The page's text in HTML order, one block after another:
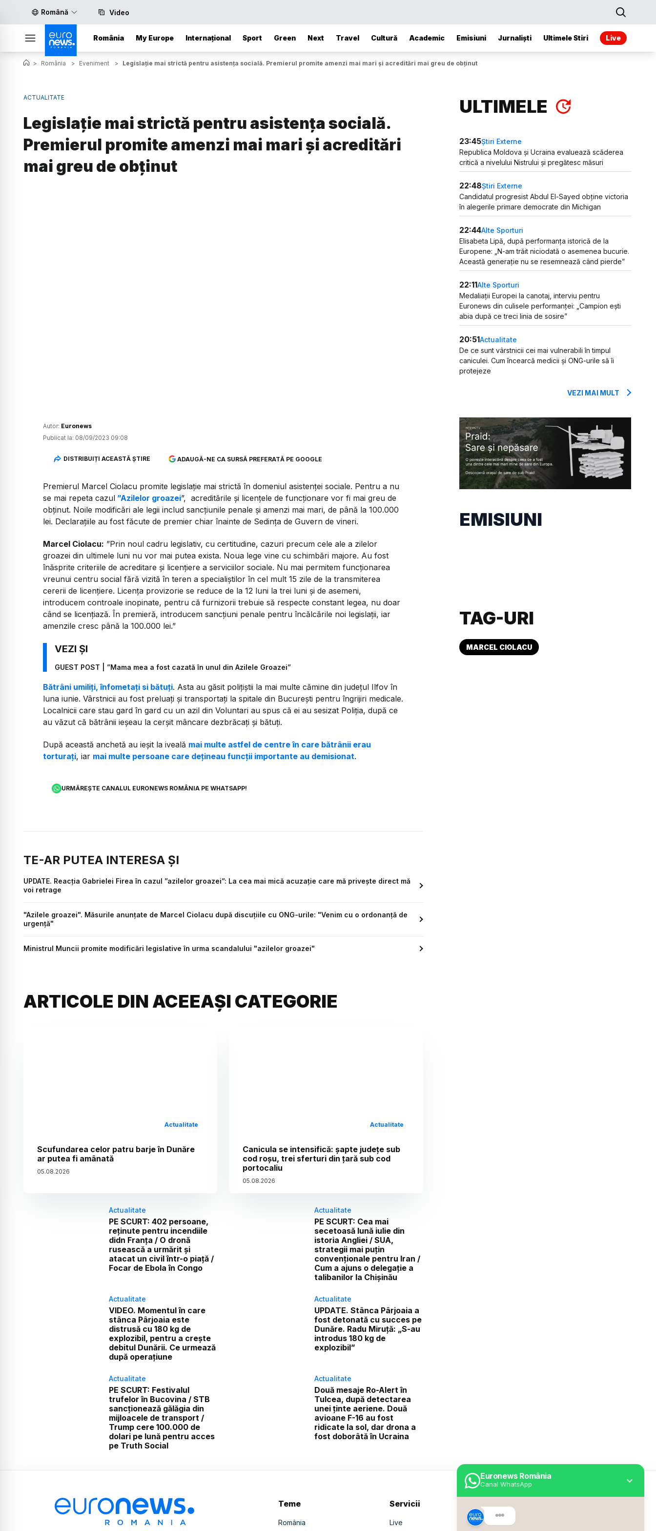
Română Video
România My Europe Internațional Sport Green Next Travel Cultură Academic Emisiuni Jurnaliști Ultimele Stiri Live
Euronews România
Canal WhatsApp
> România > Eveniment > Legislație mai strictă pentru asistența socială. Premierul promite amenzi mai mari și acreditări mai greu de obținut
ACTUALITATE
Legislație mai strictă pentru asistența socială.
Premierul promite amenzi mai mari și acreditări
mai greu de obținut
Autor: Euronews
Publicat la: 08/09/2023 09:08
DISTRIBUIȚI ACEASTĂ ȘTIRE ADAUGĂ-NE CA SURSĂ PREFERATĂ PE GOOGLE
Premierul Marcel Ciolacu promite legislație mai strictă în domeniul asistenței sociale. Pentru a nu
se mai repeta cazul ”Azilelor groazei”, acreditările și licențele de funcționare vor fi mai greu de
obținut. Noile modificări ale legii includ sancțiunile penale și amenzi mai mari, de până la 100.000
lei. Declarațiile au fost făcute de premier chiar înainte de Sedința de Guvern de vineri.
Marcel Ciolacu: ”Prin noul cadru legislativ, cu certitudine, cazuri precum cele ale a zilelor
groazei din ultimele luni nu vor mai putea exista. Noua lege vine cu schimbări majore. Au fost
înăsprite criteriile de acreditare și licențiere a serviciilor sociale. Nu mai permitem funcționarea
vreunui centru social fără vizită în teren a specialiștilor în cel mult 15 zile de la transmiterea
cererii de licențiere. Licența provizorie se reduce de la 12 luni la trei luni și de asemeni,
introducem controale inopinate, pentru că furnizorii trebuie să respecte constant legea, nu doar
când se licențiază. În premieră, introducem sancțiuni penale pentru încălcările noi legislații, iar
amenzile cresc până la 100.000 lei.”
GUEST POST | ”Mama mea a fost cazată în unul din Azilele Groazei”
Bătrâni umiliți, înfometați si bătuți. Asta au găsit polițiștii la mai multe cămine din județul Ilfov în
luna iunie. Vârstnicii au fost preluați și transportați la spitale din București pentru îngrijiri medicale.
Localnicii care stau gard în gard cu un azil din Voluntari au spus că ei au sesizat Poliția, după ce
au văzut că bătrânii ieșeau la cerșit mâncare dezbrăcați și bătuți.
După această anchetă au ieșit la iveală mai multe astfel de centre în care bătrânii erau
torturați, iar mai multe persoane care dețineau funcții importante au demisionat.
URMĂREȘTE CANALUL EURONEWS ROMÂNIA PE WHATSAPP!
TE-AR PUTEA INTERESA ȘI
UPDATE. Reacția Gabrielei Firea în cazul ”azilelor groazei”: La cea mai mică acuzație care mă privește direct mă
voi retrage
"Azilele groazei". Măsurile anunțate de Marcel Ciolacu după discuțiile cu ONG-urile: "Venim cu o ordonanță de
urgență"
Ministrul Muncii promite modificări legislative în urma scandalului "azilelor groazei"
ARTICOLE DIN ACEEAȘI CATEGORIE
Actualitate
Scufundarea celor patru barje în Dunăre
ar putea fi amânată
05.08.2026
Actualitate
Canicula se intensifică: șapte județe sub
cod roșu, trei sferturi din țară sub cod
portocaliu
05.08.2026
Actualitate
PE SCURT: 402 persoane,
reținute pentru incendiile
didn Franța / O dronă
rusească a urmărit și
atacat un civil într-o piață /
Focar de Ebola în Congo
Actualitate
PE SCURT: Cea mai
secetoasă lună iulie din
istoria Angliei / SUA,
strategii mai puțin
convenționale pentru Iran /
Cum a ajuns o delegație a
talibanilor la Chișinău
Actualitate
VIDEO. Momentul în care
stânca Pârjoaia este
distrusă cu 180 kg de
explozibil, pentru a crește
debitul Dunării. Ce urmează
după operațiune
Actualitate
UPDATE. Stânca Pârjoaia a
fost detonată cu succes pe
Dunăre. Radu Miruță: „S-au
introdus 180 kg de
explozibil”
Actualitate
PE SCURT: Festivalul
trufelor în Bucovina / STB
sancționează gălăgia din
mijloacele de transport /
Trump cere 100.000 de
dolari pe lună pentru acces
pe Truth Social
Actualitate
Două mesaje Ro-Alert în
Tulcea, după detectarea
unei ținte aeriene. Două
avioane F-16 au fost
ridicate la sol, dar drona a
fost doborâtă în Ucraina
ULTIMELE
23:45Știri Externe
Republica Moldova și Ucraina evaluează scăderea
critică a nivelului Nistrului și pregătesc măsuri
22:48Știri Externe
Candidatul progresist Abdul El-Sayed obține victoria
în alegerile primare democrate din Michigan
22:44Alte Sporturi
Elisabeta Lipă, după performanța istorică de la
Europene: „N-am trăit niciodată o asemenea bucurie.
Această generație nu se resemnează când pierde”
22:11Alte Sporturi
Medaliații Europei la canotaj, interviu pentru
Euronews din culisele performanței: „Campion ești
abia după ce treci linia de sosire”
20:51Actualitate
De ce sunt vârstnicii cei mai vulnerabili în timpul
caniculei. Cum încearcă medicii și ONG-urile să îi
protejeze
VEZI MAI MULT
EMISIUNI
TAG-URI
MARCEL CIOLACU
Teme
România
Servicii
Live Despre Euronews